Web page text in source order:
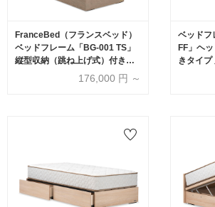
FranceBed（フランスベッド）
ベッドフレーム「BG-001 TS」
縦型収納（跳ね上げ式）付きタ
イプ アッシュグレー色 収納深さ
176,000 円 ～
ベッドフ
FF」ヘ
きタイ